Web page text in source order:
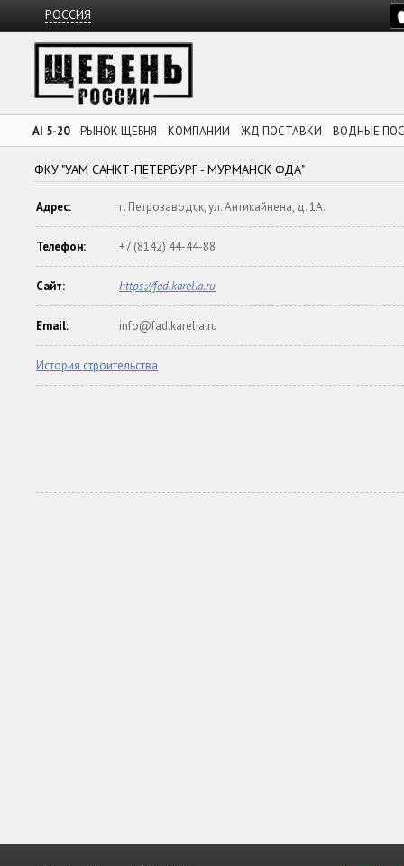
РОССИЯ
AI 5-20 РЫНОК ЩЕБНЯ КОМПАНИИ ЖД ПОСТАВКИ ВОДНЫЕ
ФКУ "УАМ САНКТ-ПЕТЕРБУРГ - МУРМАНСК ФДА"
Адрес: г. Петрозаводск, ул. Антикайнена, д. 1А.
Телефон: +7 (8142) 44-44-88
Сайт: https://fad.karelia.ru
Email: info@fad.karelia.ru
История строительства